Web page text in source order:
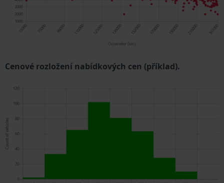
Cenové rozložení nabídkových cen (příklad).